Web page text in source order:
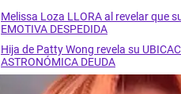
Melissa Loza LLORA al revelar que
EMOTIVA DESPEDIDA
Hija de Patty Wong revela su
ASTRONÓMICA DEUDA